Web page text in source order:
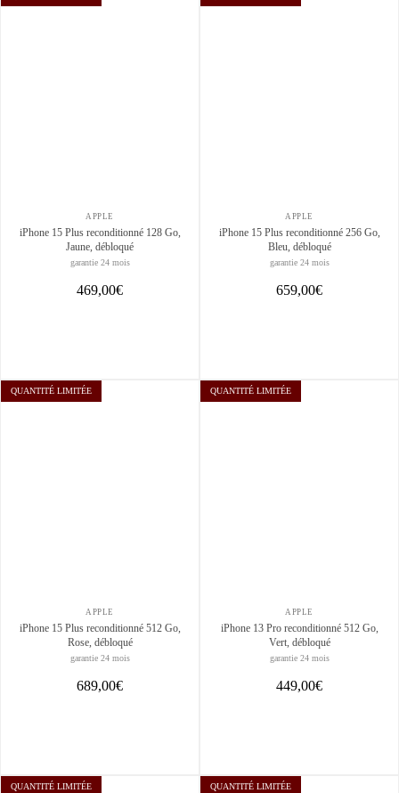
APPLE
iPhone 15 Plus reconditionné 128 Go,
Jaune, débloqué
garantie 24 mois
469,00€
APPLE
iPhone 15 Plus reconditionné 256 Go,
Bleu, débloqué
garantie 24 mois
659,00€
QUANTITÉ LIMITÉE
APPLE
iPhone 15 Plus reconditionné 512 Go,
Rose, débloqué
garantie 24 mois
689,00€
QUANTITÉ LIMITÉE
APPLE
iPhone 13 Pro reconditionné 512 Go,
Vert, débloqué
garantie 24 mois
449,00€
QUANTITÉ LIMITÉE QUANTITÉ LIMITÉE